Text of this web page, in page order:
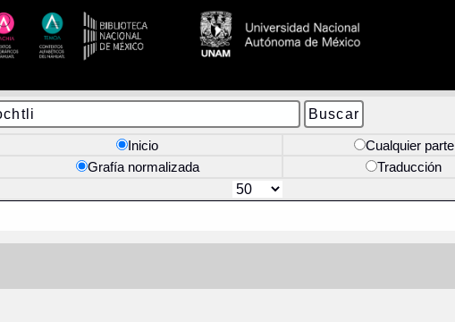
Inicio
Cualquier parte
Grafía normalizada
Traducción